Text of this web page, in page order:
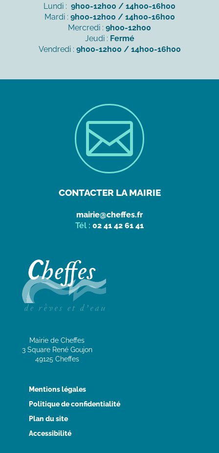
Lundi : 9h00-12h00 / 14h00-16h00
Mardi : 9h00-12h00 / 14h00-16h00
Mercredi : 9h00-12h00
Jeudi : Fermé
Vendredi : 9h00-12h00 / 14h00-16h00

CONTACTER LA MAIRIE
mairie@cheffes.fr
Tél : 02 41 42 61 41
Mairie de Cheffes
3 Square René Goujon
49125 Cheffes
Mentions légales
Politique de confidentialité
Plan du site
Accessibilité